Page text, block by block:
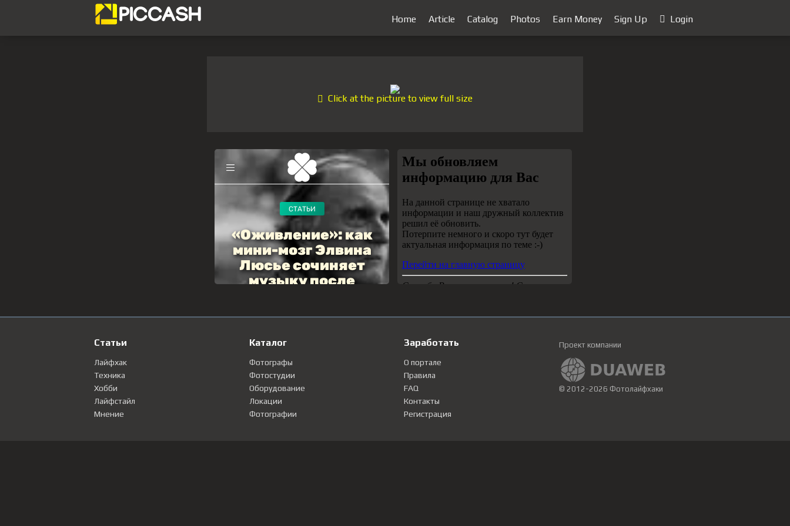
Home Article Catalog Photos Earn Money Sign Up Login
Click at the picture to view full size
Статьи
Лайфхак
Техника
Хобби
Лайфстайл
Мнение
Каталог
Фотографы
Фотостудии
Оборудование
Локации
Фотографии
Заработать
О портале
Правила
FAQ
Контакты
Регистрация
Проект компании
© 2012-2026 Фотолайфхаки